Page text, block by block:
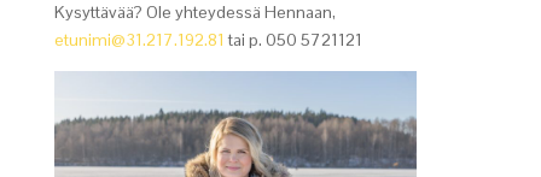
Kysyttävää? Ole yhteydessä Hennaan,
etunimi@31.217.192.81 tai p. 050 5721121